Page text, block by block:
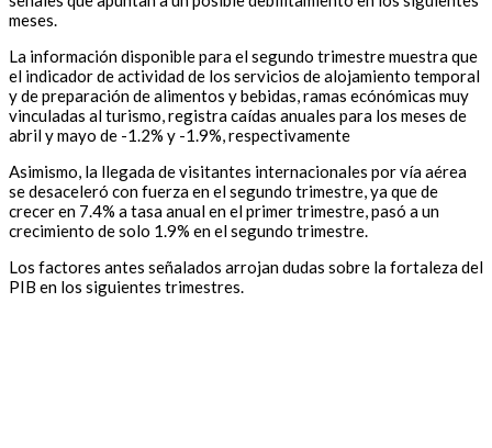
meses.
La información disponible para el segundo trimestre muestra que
el indicador de actividad de los servicios de alojamiento temporal
y de preparación de alimentos y bebidas, ramas ecónómicas muy
vinculadas al turismo, registra caídas anuales para los meses de
abril y mayo de -1.2% y -1.9%, respectivamente
Asimismo, la llegada de visitantes internacionales por vía aérea
se desaceleró con fuerza en el segundo trimestre, ya que de
crecer en 7.4% a tasa anual en el primer trimestre, pasó a un
crecimiento de solo 1.9% en el segundo trimestre.
Los factores antes señalados arrojan dudas sobre la fortaleza del
PIB en los siguientes trimestres.